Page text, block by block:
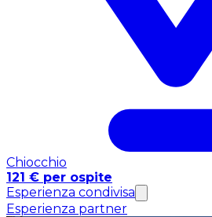
Chiocchio
121 € per ospite
Esperienza condivisa
Esperienza partner